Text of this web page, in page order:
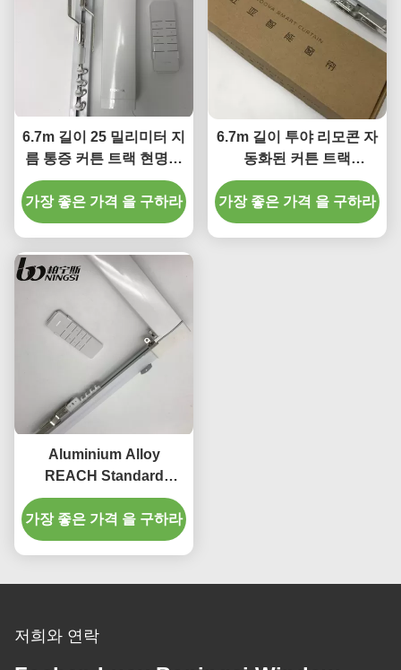
6.7m 길이 25 밀리미터 지
름 통증 커튼 트랙 현명한
커튼 오프너
가장 좋은 가격 을 구하라
6.7m 길이 투야 리모콘 자
동화된 커튼 트랙
ISO9001
가장 좋은 가격 을 구하라
Aluminium Alloy
REACH Standard
L600cm Smart Curtain
Track Heavy Duty
가장 좋은 가격 을 구하라
저희와 연락